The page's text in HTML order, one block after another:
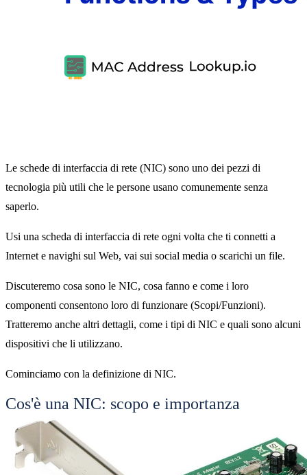
Le schede di interfaccia di rete (NIC) sono uno dei pezzi di
tecnologia più utili che le persone usano comunemente senza
saperlo.
Usi una scheda di interfaccia di rete ogni volta che ti connetti a
Internet e navighi sul Web, vai sui social media o scarichi un file.
Discuteremo cosa sono le NIC, cosa fanno e come i loro
componenti consentono loro di funzionare (Scopi/Funzioni).
Tratteremo anche altri dettagli, come i tipi di NIC e quali sono alcuni
dispositivi che li utilizzano.
Cominciamo con la definizione di NIC.
Cos'è una NIC: scopo e importanza